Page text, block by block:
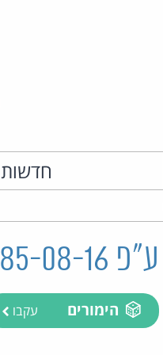
חדשות
ע"פ 59085-08-16 מזרחי ואח' נ' מדינת ישראל
הימורים עקבו